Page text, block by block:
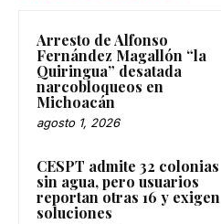
Arresto de Alfonso
Fernández Magallón “la
Quiringua” desatada
narcobloqueos en
Michoacán
agosto 1, 2026
CESPT admite 32 colonias
sin agua, pero usuarios
reportan otras 16 y exigen
soluciones